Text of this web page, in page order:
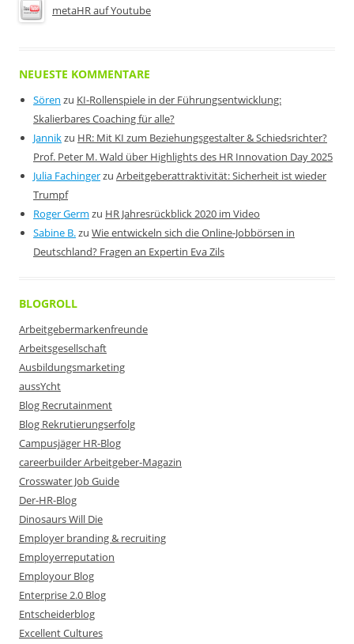
metaHR auf Youtube
NEUESTE KOMMENTARE
Sören zu KI-Rollenspiele in der Führungsentwicklung:
Skalierbares Coaching für alle?
Jannikzu HR: Mit KI zum Beziehungsgestalter & Schiedsrichter?
Prof. Peter M. Wald über Highlights des HR Innovation Day 2025
Julia Fachingerzu Arbeitgeberattraktivität: Sicherheit ist wieder
Trumpf
Roger Germ zu HR Jahresrückblick 2020 im Video
Sabine B.zu Wie entwickeln sich die Online-Jobbörsen in
Deutschland? Fragen an Expertin Eva Zils
BLOGROLL
Arbeitgebermarkenfreunde
Arbeitsgesellschaft
Ausbildungsmarketing
aussYcht
Blog Recrutainment
Blog Rekrutierungserfolg
Campusjäger HR-Blog
careerbuilder Arbeitgeber-Magazin
Crosswater Job Guide
Der-HR-Blog
Dinosaurs Will Die
Employer branding & recruiting
Employerreputation
Employour Blog
Enterprise 2.0 Blog
Entscheiderblog
Excellent Cultures